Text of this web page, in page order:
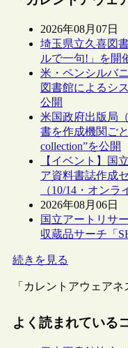
2026年08月07日
埼玉県立久喜図
ルで一句!」を開
米・ペンシルバ
図書館によるシ
公開
米国政府出版局
書を作成機関ご
collection”を公開
【イベント】国
ア資料書誌作成
（10/14・オンラ
2026年08月06日
国立アートリサ
収蔵品サーチ「
続きを見る
「カレントアウェアネ
よく読まれている